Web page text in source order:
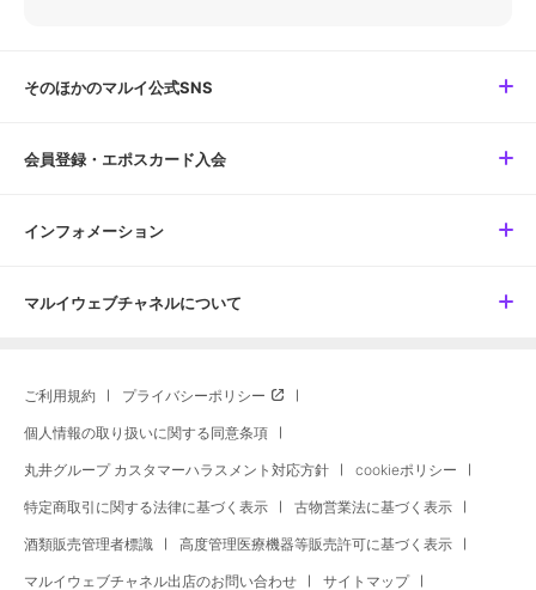
そのほかのマルイ公式SNS
会員登録・エポスカード入会
インフォメーション
マルイウェブチャネルについて
ご利用規約 プライバシーポリシー
個人情報の取り扱いに関する同意条項
丸井グループ カスタマーハラスメント対応方針 cookieポリシー
特定商取引に関する法律に基づく表示 古物営業法に基づく表示
酒類販売管理者標識 高度管理医療機器等販売許可に基づく表示
マルイウェブチャネル出店のお問い合わせ サイトマップ